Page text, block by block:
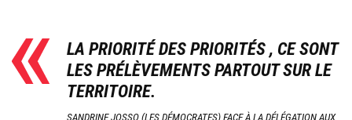
LA PRIORITÉ DES PRIORITÉS , CE SONT
LES PRÉLÈVEMENTS PARTOUT SUR LE
TERRITOIRE.
SANDRINE JOSSO (LES DÉMOCRATES) FACE À LA DÉLÉGATION AUX